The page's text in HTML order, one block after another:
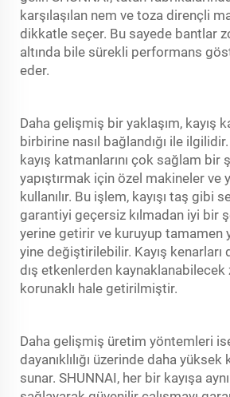
karşılaşılan nem ve toza dirençli
dikkatle seçer. Bu sayede bantlar
altında bile sürekli performans
eder.
Daha gelişmiş bir yaklaşım, kayış
birbirine nasıl bağlandığı ile
kayış katmanlarını çok sağlam bir
yapıştırmak için özel makineler ve
kullanılır. Bu işlem, kayışı taş gibi
garantiyi geçersiz kılmadan iyi bir
yerine getirir ve kuruyup tamamen
yine değiştirilebilir. Kayış kenarları
dış etkenlerden kaynaklanabilecek
korunaklı hale getirilmiştir.
Daha gelişmiş üretim yöntemleri ise
dayanıklılığı üzerinde daha
sunar. SHUNNAI, her bir kayışa